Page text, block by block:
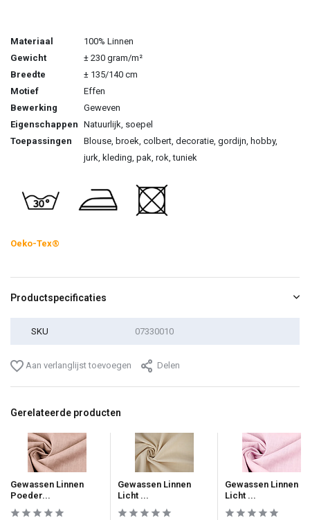
Materiaal
100% Linnen
Gewicht
± 230 gram/m²
Breedte
± 135/140 cm
Motief
Effen
Bewerking
Geweven
Eigenschappen Natuurlijk, soepel
Toepassingen
Blouse, broek, colbert, decoratie, gordijn, hobby,
jurk, kleding, pak, rok, tuniek
Oeko-Tex®
Productspecificaties
SKU 07330010
Aan verlanglijst toevoegen Delen
Gerelateerde producten
Gewassen Linnen
Poeder...
Gewassen Linnen
Licht ...
Gewassen Linnen
Licht ...